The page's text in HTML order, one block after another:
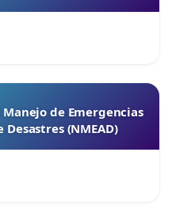
de Emergencias
(NMEAD)